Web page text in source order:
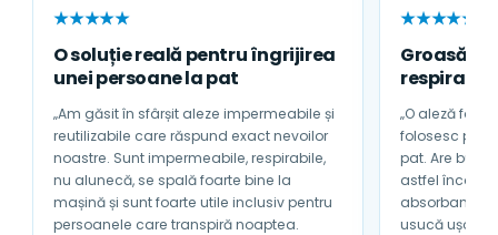
★★★★★
O soluție reală pentru îngrijirea
unei persoane la pat
„Am găsit în sfârșit aleze impermeabile și
reutilizabile care răspund exact nevoilor
noastre. Sunt impermeabile, respirabile,
nu alunecă, se spală foarte bine la
mașină și sunt foarte utile inclusiv pentru
persoanele care transpiră noaptea.
★★★★★
Groasă,
„O aleză
folosesc pentru
pat. Are
astfel încât nu se încinge
absorbantă și
usucă ușor. Sunt foarte mulțumită de